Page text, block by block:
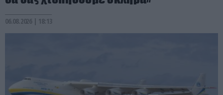
06.08.2026 | 18:13